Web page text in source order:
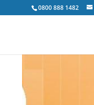
0800 888 1482